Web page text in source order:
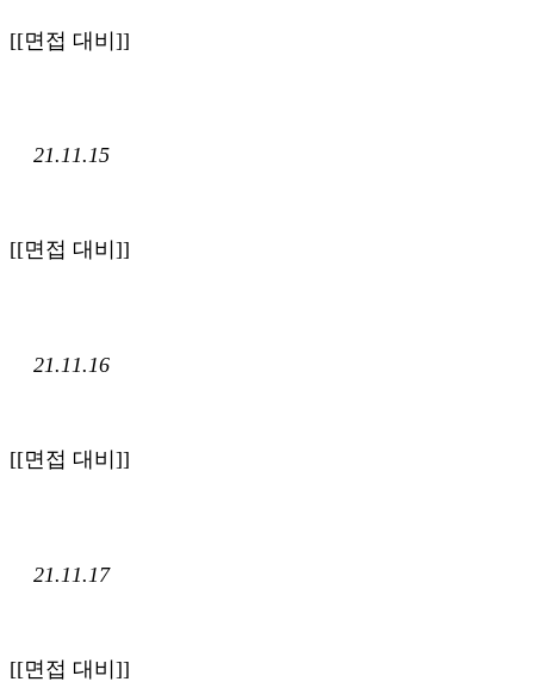
[[면접 대비]]
21.11.15
[[면접 대비]]
21.11.16
[[면접 대비]]
21.11.17
[[면접 대비]]